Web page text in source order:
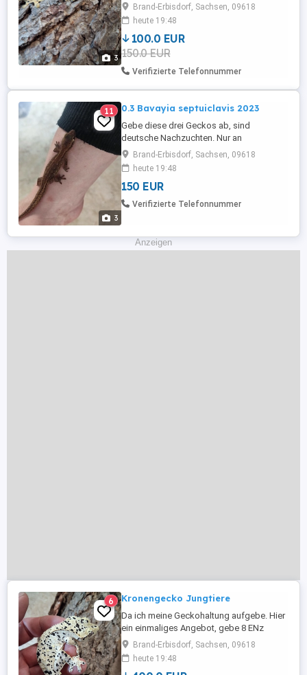
3
ich noch keine genauen Angaben
machen(Nr7). Aktuell kann ich hier
wahrscheinlich keine Nachrichten lesen,
bitte schreibt mir gerne bei Insta:
rainforestvisions Nur an Selbstabholer
oder per Tiertransport wenn von Käufer ...
Brand-Erbisdorf, Sachsen, 09618
heute 19:48
100.0 EUR
150.0 EUR
Verifizierte Telefonnummer
3
11 0.3 Bavayia septuiclavis 2023
Gebe diese drei Geckos ab, sind
deutsche Nachzuchten. Nur an
Selbstabholer oder Tiertransport muss
vom Käufer organisiert werden. Abgabe
nur alle drei zusammen!! Übergabe zur
Terra Rep am 6.9 in Reichenbach möglich.
Aktuell kann ich hier keine Nachrichten
Brand-Erbisdorf, Sachsen, 09618
heute 19:48
150 EUR
Verifizierte Telefonnummer
Anzeigen
6 Kronengecko Jungtiere
Da ich meine Geckohaltung aufgebe. Hier
ein einmaliges Angebot, gebe 8 ENz
Jungtiere ca. 14-20 g(unterschiedliche
Geschlechter) aus dem letzen Jahr ab.
Alles Superdalmatiner, nur zusammen.
Brand-Erbisdorf, Sachsen, 09618
heute 19:48